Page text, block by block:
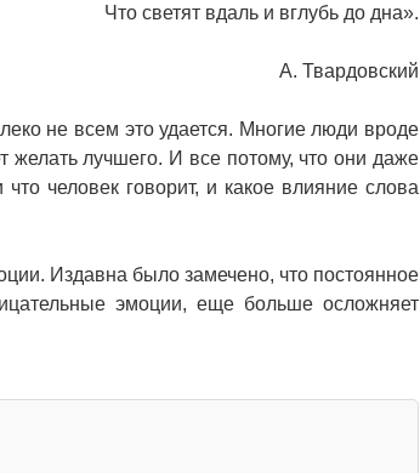
Что светят вдаль и вглубь до дна».
А. Твардовский
не всем это удается. Многие люди вроде
желать лучшего. И все потому, что они даже
человек говорит, и какое влияние слова
Издавна было замечено, что постоянное
эмоции, еще больше осложняет